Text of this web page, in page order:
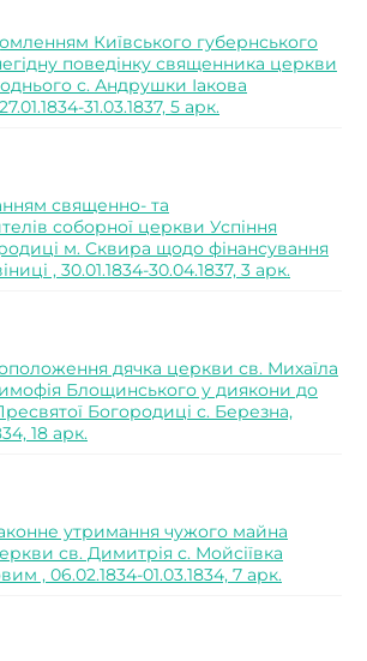
Київського губернського
поведінку священника церкви
с. Андрушки Іакова
31.03.1837, 5 арк.
священно- та
соборної церкви Успіння
м. Сквира щодо фінансування
, 30.01.1834-30.04.1837, 3 арк.
дячка церкви св. Михаїла
Блощинського у диякони до
Богородиці с. Березна,
18 арк.
утримання чужого майна
св. Димитрія с. Мойсіївка
, 06.02.1834-01.03.1834, 7 арк.